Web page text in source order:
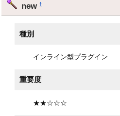
new†
種別
インライン型プラグイン
重要度
★★☆☆☆